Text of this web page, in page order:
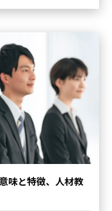
味と特徴、人材教